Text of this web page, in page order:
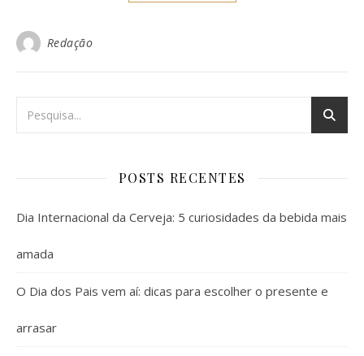
Redação
POSTS RECENTES
Dia Internacional da Cerveja: 5 curiosidades da bebida mais
amada
O Dia dos Pais vem aí: dicas para escolher o presente e
arrasar